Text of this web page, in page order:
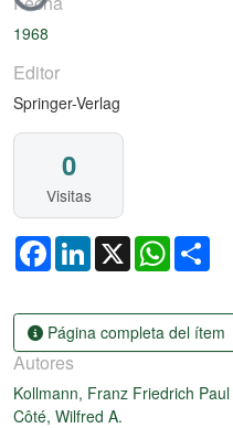
1968
Editor
Springer-Verlag
0
Visitas
FacebookLinkedIn
X WhatsApp
Página completa del ítem
Autores
Kollmann, Franz Friedrich Paul
Côté, Wilfred A.